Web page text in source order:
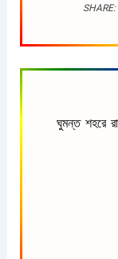
SHARE:
ঘুমন্ত শহরে